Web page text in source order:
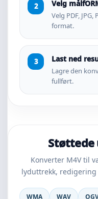
Velg
Velg PDF,
format.
Last ned
Lagre den
fullført.
Konverter M4V til
lyduttrekk,
WMA WAV